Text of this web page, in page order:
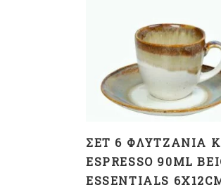
ΠΡΟΣΘΉΚΗ ΣΤΟ
ΚΑΛΆΘΙ
ΣΕΤ 6 ΦΛΥΤΖΆΝΙΑ
ESPRESSO 90ML
ESSENTIALS